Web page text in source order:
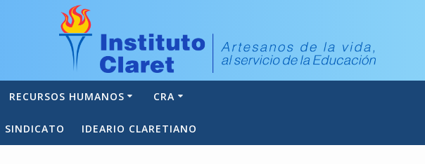
RECURSOS HUMANOS CRA
SINDICATO IDEARIO CLARETIANO